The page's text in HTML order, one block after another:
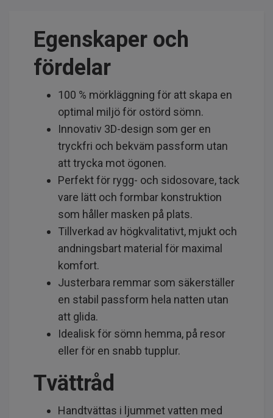
Egenskaper och
fördelar
100 % mörkläggning för att skapa en
optimal miljö för ostörd sömn.
Innovativ 3D-design som ger en
tryckfri och bekväm passform utan
att trycka mot ögonen.
Perfekt för rygg- och sidosovare, tack
vare lätt och formbar konstruktion
som håller masken på plats.
Tillverkad av högkvalitativt, mjukt och
andningsbart material för maximal
komfort.
Justerbara remmar som säkerställer
en stabil passform hela natten utan
att glida.
Idealisk för sömn hemma, på resor
eller för en snabb tupplur.
Tvättråd
Handtvättas i ljummet vatten med